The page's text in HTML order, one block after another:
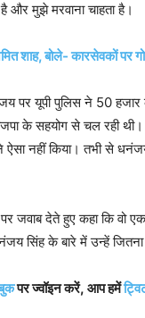
और मुझे मरवाना चाहता है।
शाह, बोले- कारसेवकों पर
पर यूपी पुलिस ने 50
के सहयोग से चल रही
नहीं किया। तभी से
जवाब देते हुए कहा कि
सिंह के बारे में उन्हें जितना
पर ज्वॉइन करें, आप हमें